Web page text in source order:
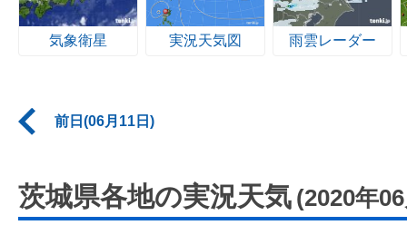
気象衛星 実況天気図 雨雲レーダー
前日(06月11日)
茨城県各地の実況天気 (2020年